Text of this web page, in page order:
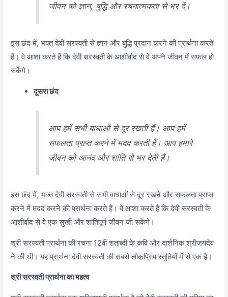
जीवन को ज्ञान, बुद्धि और रचनात्मकता से भर दें।
इस छंद में, भक्त देवी सरस्वती से ज्ञान और बुद्धि प्रदान करने की प्रार्थना करते
हैं। वे आशा करते हैं कि देवी सरस्वती के आशीर्वाद से वे अपने जीवन में सफल हो
सकेंगे।
दूसरा छंद
आप हमें सभी बाधाओं से दूर रखती हैं। आप हमें
सफलता प्राप्त करने में मदद करती हैं। आप हमारे
जीवन को आनंद और शांति से भर देती हैं।
इस छंद में, भक्त देवी सरस्वती से सभी बाधाओं से दूर रखने और सफलता प्राप्त
करने में मदद करने की प्रार्थना करते हैं। वे आशा करते हैं कि देवी सरस्वती के
आशीर्वाद से वे एक सुखी और शांतिपूर्ण जीवन जी सकेंगे।
श्री सरस्वती प्रार्थना की रचना 12वीं शताब्दी के कवि और दार्शनिक श्रीजयदेव
ने की थी। यह प्रार्थना देवी सरस्वती की सबसे लोकप्रिय स्तुतियों में से एक है।
श्री सरस्वती प्रार्थना का महत्व